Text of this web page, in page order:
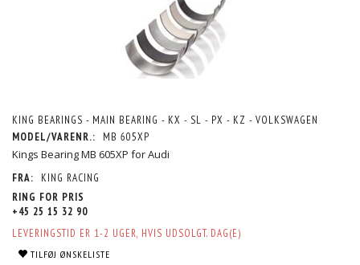
KING BEARINGS - MAIN BEARING - KX - SL - PX - KZ - VOLKSWAGEN
MODEL/VARENR.:
MB 605XP
Kings Bearing MB 605XP for Audi
FRA:
KING RACING
RING FOR PRIS
+45 25 15 32 90
LEVERINGSTID ER 1-2 UGER, HVIS UDSOLGT. DAG(E)
TILFØJ ØNSKELISTE